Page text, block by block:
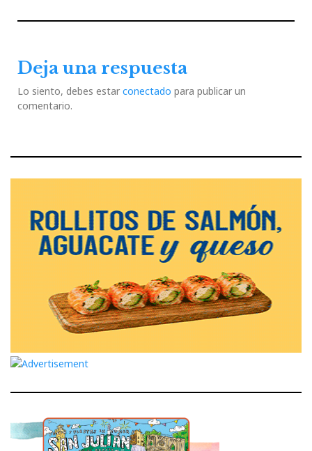
entradas
Deja una respuesta
Lo siento, debes estar conectado para publicar un
comentario.